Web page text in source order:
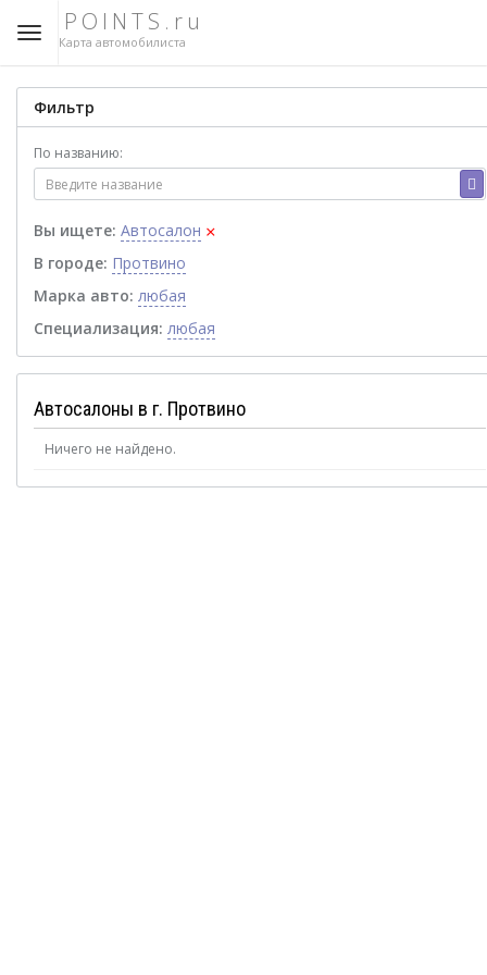
POINTS.ru
Карта автомобилиста
Фильтр
По названию:
Вы ищете: Автосалон ×
В городе: Протвино
Марка авто: любая
Специализация: любая
Автосалоны в г. Протвино
Ничего не найдено.